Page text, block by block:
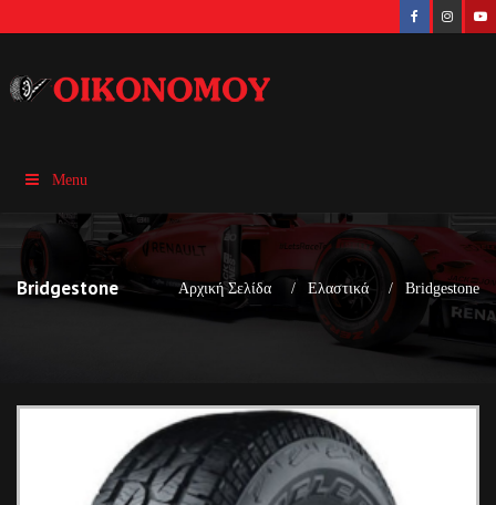
Menu
Bridgestone Αρχική Σελίδα Ελαστικά Bridgestone